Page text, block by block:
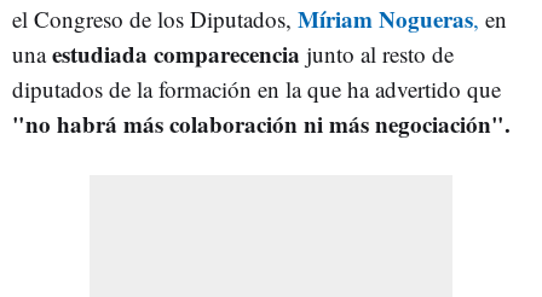
el Congreso de los Diputados, Míriam Nogueras, en
unaestudiada comparecencia junto al resto de
diputados de la formación en la que ha advertido que
"no habrá más colaboración ni más negociación".